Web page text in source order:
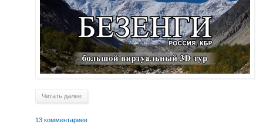
Читать далее
13 комментариев